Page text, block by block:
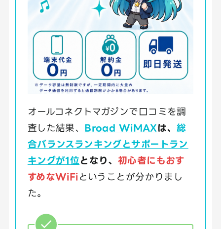
オールコネクトマガジンで口コミを調
査した結果、 Broad WiMAXは、 総
合バランスランキングとサポートラン
キングが1位となり、 初心者にもおす
すめなWiFiということが分かりまし
た。